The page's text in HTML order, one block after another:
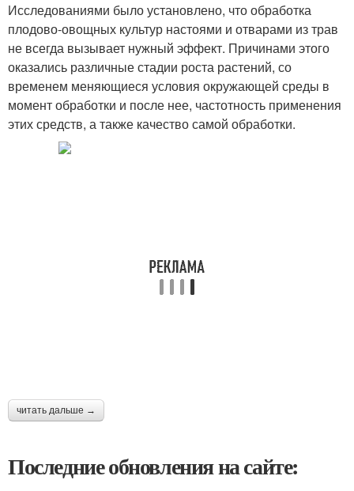
Исследованиями было установлено, что обработка
плодово-овощных культур настоями и отварами из трав
не всегда вызывает нужный эффект. Причинами этого
оказались различные стадии роста растений, со
временем меняющиеся условия окружающей среды в
момент обработки и после нее, частотность применения
этих средств, а также качество самой обработки.
читать дальше →
Последние обновления на сайте: